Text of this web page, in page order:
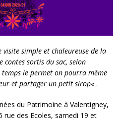
visite simple et chaleureuse de la
contes sortis du sac, selon
le permet on pourra même
et partager un petit sirop« .
du Patrimoine à Valentigney,
rue des Ecoles, samedi 19 et